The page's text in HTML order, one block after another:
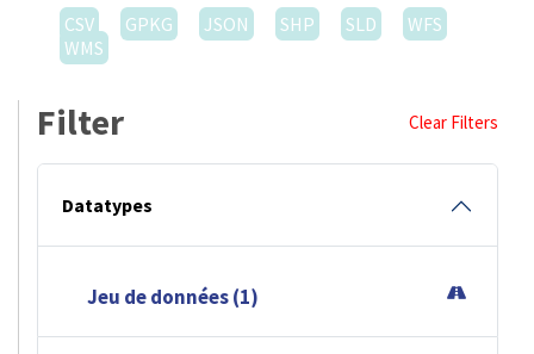
CSV
GPKG JSON SHP SLD
WFS
WMS
Filter Clear Filters
Datatypes
Jeu de données (1)